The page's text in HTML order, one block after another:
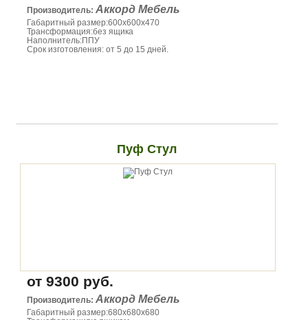
Производитель: Аккорд Мебель
Габаритный размер:600х600х470
Трансформация:без ящика
Наполнитель:ППУ
Срок изготовления: от 5 до 15 дней.
Пуф Стул
от 9300 руб.
Производитель: Аккорд Мебель
Габаритный размер:680х680х680